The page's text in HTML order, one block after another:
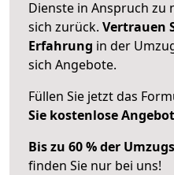
Dienste in Anspruch zu
sich zurück. Vertrauen
Erfahrung in der
sich Angebote.
Füllen Sie jetzt das
Sie kostenlose
Bis zu 60 % der
finden Sie nur bei uns!